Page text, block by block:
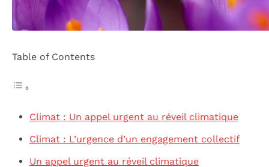
Table of Contents
Climat : Un appel urgent au réveil climatique
Climat : L’urgence d’un engagement collectif
Un appel urgent au réveil climatique